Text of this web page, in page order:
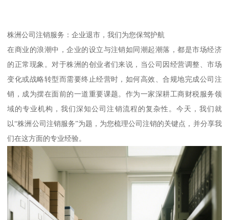
株洲公司注销服务：企业退市，我们为您保驾护航
在商业的浪潮中，企业的设立与注销如同潮起潮落，都是市场经济
的正常现象。对于株洲的创业者们来说，当公司因经营调整、市场
变化或战略转型而需要终止经营时，如何高效、合规地完成公司注
销，成为摆在面前的一道重要课题。作为一家深耕工商财税服务领
域的专业机构，我们深知公司注销流程的复杂性。今天，我们就
以“株洲公司注销服务”为题，为您梳理公司注销的关键点，并分享我
们在这方面的专业经验。